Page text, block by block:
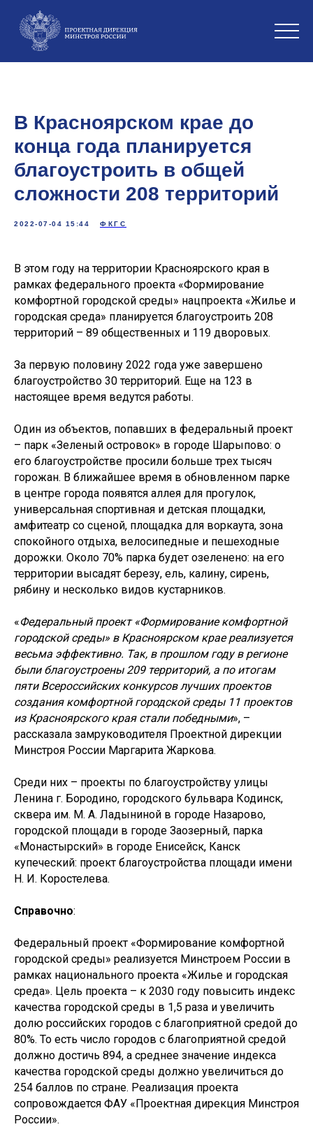
В Красноярском крае до
конца года планируется
благоустроить в общей
сложности 208 территорий
2022-07-04 15:44 ФКГС
В этом году на территории Красноярского края в
рамках федерального проекта «Формирование
комфортной городской среды» нацпроекта «Жилье и
городская среда» планируется благоустроить 208
территорий – 89 общественных и 119 дворовых.
За первую половину 2022 года уже завершено
благоустройство 30 территорий. Еще на 123 в
настоящее время ведутся работы.
Один из объектов, попавших в федеральный проект
– парк «Зеленый островок» в городе Шарыпово: о
его благоустройстве просили больше трех тысяч
горожан. В ближайшее время в обновленном парке
в центре города появятся аллея для прогулок,
универсальная спортивная и детская площадки,
амфитеатр со сценой, площадка для воркаута, зона
спокойного отдыха, велосипедные и пешеходные
дорожки. Около 70% парка будет озеленено: на его
территории высадят березу, ель, калину, сирень,
рябину и несколько видов кустарников.
«Федеральный проект «Формирование комфортной
городской среды» в Красноярском крае реализуется
весьма эффективно. Так, в прошлом году в регионе
были благоустроены 209 территорий, а по итогам
пяти Всероссийских конкурсов лучших проектов
создания комфортной городской среды 11 проектов
из Красноярского края стали победными», –
рассказала замруководителя Проектной дирекции
Минстроя России Маргарита Жаркова.
Среди них – проекты по благоустройству улицы
Ленина г. Бородино, городского бульвара Кодинск,
сквера им. М. А. Ладыниной в городе Назарово,
городской площади в городе Заозерный, парка
«Монастырский» в городе Енисейск, Канск
купеческий: проект благоустройства площади имени
Н. И. Коростелева.
Справочно:
Федеральный проект «Формирование комфортной
городской среды» реализуется Минстроем России в
рамках национального проекта «Жилье и городская
среда». Цель проекта – к 2030 году повысить индекс
качества городской среды в 1,5 раза и увеличить
долю российских городов с благоприятной средой до
80%. То есть число городов с благоприятной средой
должно достичь 894, а среднее значение индекса
качества городской среды должно увеличиться до
254 баллов по стране. Реализация проекта
сопровождается ФАУ «Проектная дирекция Минстроя
России».